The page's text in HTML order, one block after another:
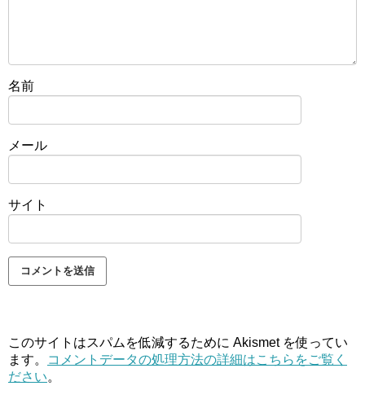
名前
メール
サイト
このサイトはスパムを低減するために Akismet を使ってい
ます。
コメントデータの処理方法の詳細はこちらをご覧く
ださい。